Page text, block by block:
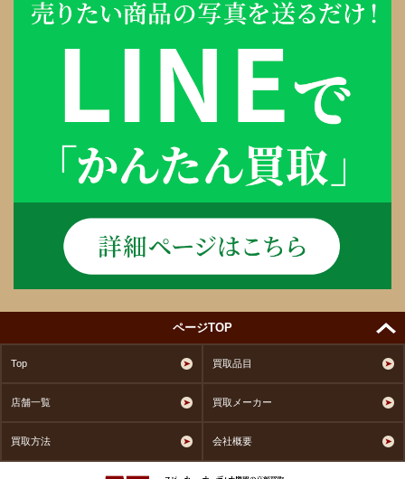
ページTOP
Top 買取品目
店舗一覧 買取メーカー
買取方法 会社概要